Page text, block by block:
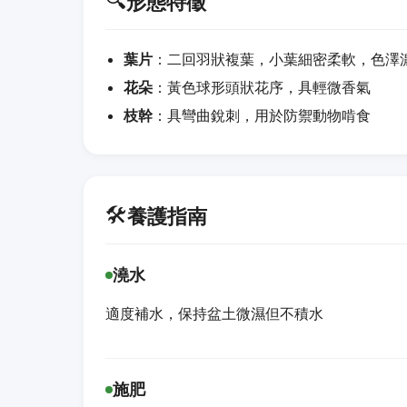
葉片 ：二回羽狀複葉，小葉細密柔軟，色澤
花朵 ：黃色球形頭狀花序，具輕微香氣
枝幹：具彎曲銳刺，用於防禦動物啃食
🛠️養護指南
澆水
適度補水，保持盆土微濕但不積水
施肥